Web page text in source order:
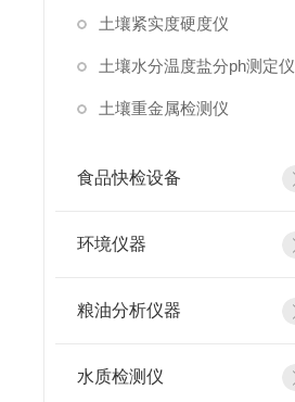
土壤紧实度硬度仪
土壤水分温度盐分ph测定仪
土壤重金属检测仪
食品快检设备
环境仪器
粮油分析仪器
水质检测仪